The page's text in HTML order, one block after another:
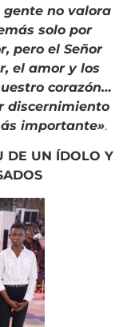
gente no valora
solo por
pero el Señor
el amor y los
corazón…
discernimiento
importante».
DE UN ÍDOLO Y